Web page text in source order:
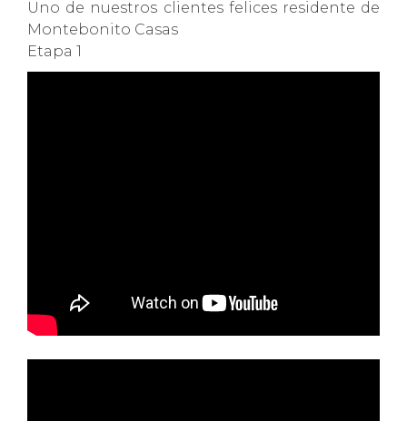
Uno de nuestros clientes felices residente de
Montebonito Casas
Etapa 1